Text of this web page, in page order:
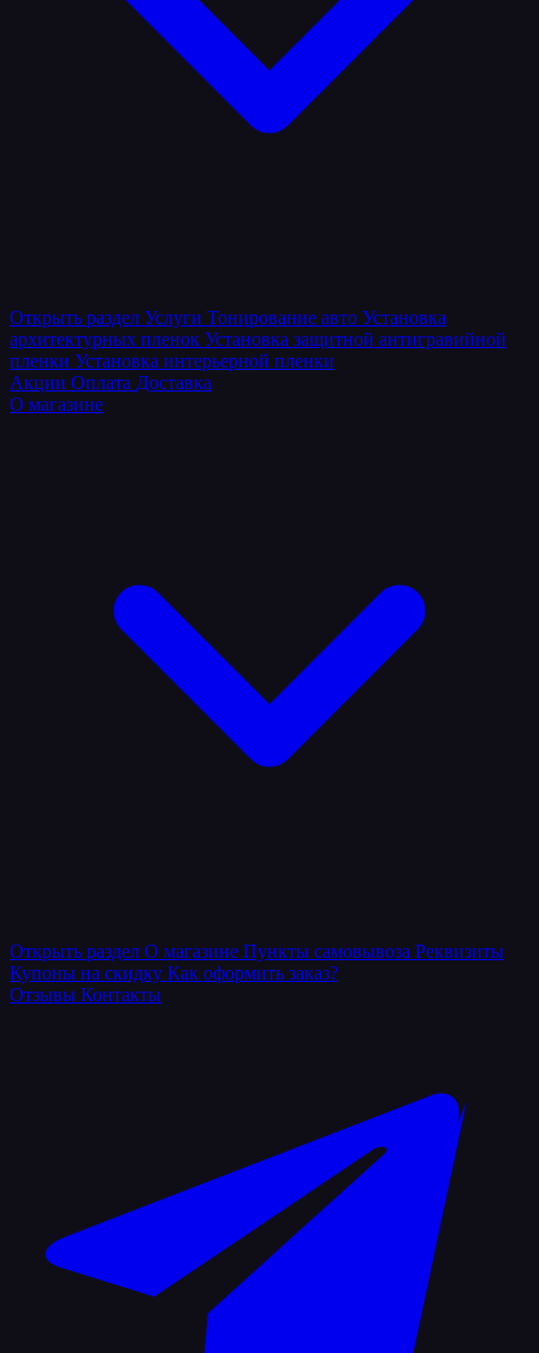
Открыть раздел Услуги Тонирование авто Установка
архитектурных пленок Установка защитной антигравийной
пленки Установка интерьерной пленки
Акции Оплата Доставка
О магазине
Открыть раздел О магазине Пункты самовывоза Реквизиты
Купоны на скидку Как оформить заказ?
Отзывы Контакты